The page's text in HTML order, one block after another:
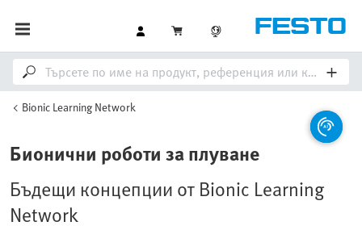
Bionic Learning Network
Бионични роботи за плуване
Бъдещи концепции от Bionic Learning
Network